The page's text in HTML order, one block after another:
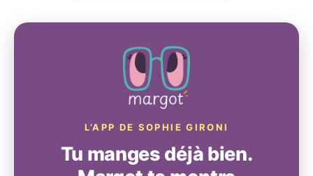
L’APP DE SOPHIE GIRONI
Tu manges déjà bien.